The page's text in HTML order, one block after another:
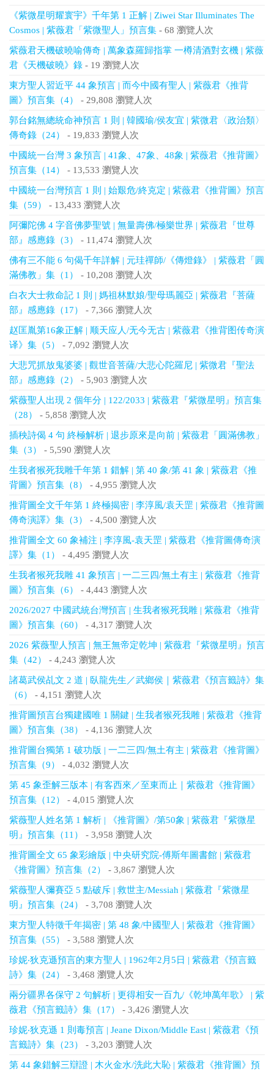
《紫微星明耀寰宇》千年第 1 正解 | Ziwei Star Illuminates The
Cosmos | 紫薇君「紫微聖人」預言集 - 68 瀏覽人次
紫薇君天機破曉喻傳奇 | 萬象森羅歸指掌 一樽清酒對玄機 | 紫薇
君《天機破曉》錄 - 19 瀏覽人次
東方聖人習近平 44 象預言 | 而今中國有聖人 | 紫薇君《推背
圖》預言集（4）
- 29,808 瀏覽人次
郭台銘無總統命神預言 1 則 | 韓國瑜/侯友宜 | 紫微君〈政治類〉
傳奇錄（24）
- 19,833 瀏覽人次
中國統一台灣 3 象預言 | 41象、47象、48象 | 紫薇君《推背圖》
預言集（14）
- 13,533 瀏覽人次
中國統一台灣預言 1 則 | 始艱危/終克定 | 紫薇君《推背圖》預言
集（59）
- 13,433 瀏覽人次
阿彌陀佛 4 字音佛夢聖號 | 無量壽佛/極樂世界 | 紫薇君『世尊
部』感應錄（3）
- 11,474 瀏覽人次
佛有三不能 6 句偈千年詳解 | 元珪禪師/《傳燈錄》 | 紫薇君「圓
滿佛教」集（1）
- 10,208 瀏覽人次
白衣大士救命記 1 則 | 媽祖林默娘/聖母瑪麗亞 | 紫薇君『菩薩
部』感應錄（17）
- 7,366 瀏覽人次
赵匡胤第16象正解 | 顺天应人/无今无古 | 紫薇君《推背图传奇演
译》集（5）
- 7,092 瀏覽人次
大悲咒抓放鬼婆婆 | 觀世音菩薩/大悲心陀羅尼 | 紫微君『聖法
部』感應錄（2）
- 5,903 瀏覽人次
紫薇聖人出現 2 個年分 | 122/2033 | 紫薇君『紫微星明』預言集
（28）
- 5,858 瀏覽人次
插秧詩偈 4 句 終極解析 | 退步原來是向前 | 紫薇君「圓滿佛教」
集（3）
- 5,590 瀏覽人次
生我者猴死我雕千年第 1 錯解 | 第 40 象/第 41 象 | 紫薇君《推
背圖》預言集（8）
- 4,955 瀏覽人次
推背圖全文千年第 1 終極揭密 | 李淳風/袁天罡 | 紫薇君《推背圖
傳奇演譯》集（3）
- 4,500 瀏覽人次
推背圖全文 60 象補注 | 李淳風-袁天罡 | 紫薇君《推背圖傳奇演
譯》集（1）
- 4,495 瀏覽人次
生我者猴死我雕 41 象預言 | 一二三四/無土有主 | 紫薇君《推背
圖》預言集（6）
- 4,443 瀏覽人次
2026/2027 中國武統台灣預言 | 生我者猴死我雕 | 紫薇君《推背
圖》預言集（60）
- 4,317 瀏覽人次
2026 紫薇聖人預言 | 無王無帝定乾坤 | 紫薇君『紫微星明』預言
集（42）
- 4,243 瀏覽人次
諸葛武侯乩文 2 道 | 臥龍先生／武鄉侯｜紫薇君《預言籤詩》集
（6）
- 4,151 瀏覽人次
推背圖預言台獨建國唯 1 關鍵 | 生我者猴死我雕 | 紫薇君《推背
圖》預言集（38）
- 4,136 瀏覽人次
推背圖台獨第 1 破功版 | 一二三四/無土有主 | 紫薇君《推背圖》
預言集（9）
- 4,032 瀏覽人次
第 45 象歪解三版本 | 有客西來／至東而止｜紫薇君《推背圖》
預言集（12）
- 4,015 瀏覽人次
紫薇聖人姓名第 1 解析 | 《推背圖》/第50象 | 紫薇君『紫微星
明』預言集（11）
- 3,958 瀏覽人次
推背圖全文 65 象彩繪版 | 中央研究院-傅斯年圖書館 | 紫薇君
《推背圖》預言集（2）
- 3,867 瀏覽人次
紫薇聖人彌賽亞 5 點破斥 | 救世主/Messiah | 紫薇君『紫微星
明』預言集（24）
- 3,708 瀏覽人次
東方聖人特徵千年揭密 | 第 48 象/中國聖人 | 紫薇君《推背圖》
預言集（55）
- 3,588 瀏覽人次
珍妮‧狄克遜預言的東方聖人 | 1962年2月5日 | 紫薇君《預言籤
詩》集（24）
- 3,468 瀏覽人次
兩分疆界各保守 2 句解析 | 更得相安一百九/《乾坤萬年歌》 | 紫
薇君《預言籤詩》集（17）
- 3,426 瀏覽人次
珍妮‧狄克遜 1 則毒預言 | Jeane Dixon/Middle East | 紫薇君《預
言籤詩》集（23）
- 3,203 瀏覽人次
第 44 象錯解三辯證 | 木火金水/洗此大恥 | 紫薇君《推背圖》預